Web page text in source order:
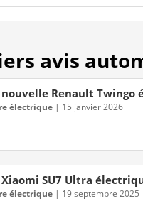
avis
nouvelle Renault Twingo
électrique | 15 janvier 2026
SU7 Ultra
électrique | 19 septembre 2025